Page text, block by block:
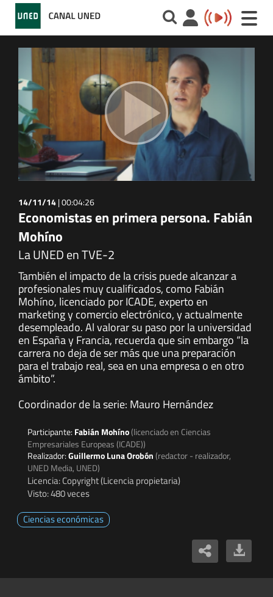
Toggle
14/11/14|00:04:26
Economistas en primera persona. Fabián
Mohíno
La UNED en TVE-2
También el impacto de la crisis puede alcanzar a
profesionales muy cualificados, como Fabián
Mohíno, licenciado por ICADE, experto en
marketing y comercio electrónico, y actualmente
desempleado. Al valorar su paso por la universidad
en España y Francia, recuerda que sin embargo “la
carrera no deja de ser más que una preparación
para el trabajo real, sea en una empresa o en otro
ámbito”.
Coordinador de la serie: Mauro Hernández
Participante: Fabián Mohíno(licenciado en Ciencias
Empresariales Europeas (ICADE))
Realizador:Guillermo Luna Orobón(redactor - realizador,
UNED Media, UNED)
Licencia: Copyright (Licencia propietaria)
Visto: 480 veces
Ciencias económicas